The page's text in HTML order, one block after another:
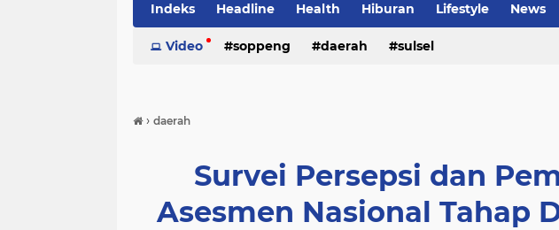
Indeks Headline Health Hiburan Lifestyle News
Video soppeng daerah sulsel
› daerah
Survei Persepsi dan
Asesmen Nasional Tahap